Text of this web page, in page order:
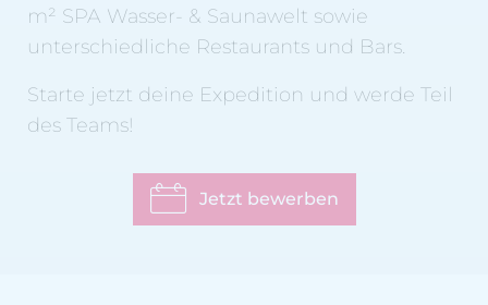
m² SPA Wasser- & Saunawelt sowie
unterschiedliche Restaurants und Bars.
Starte jetzt deine Expedition und werde Teil
des Teams!
Jetzt bewerben